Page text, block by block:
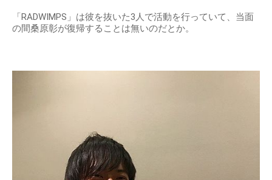
「RADWIMPS」は彼を抜いた3人で活動を行っていて、当面
の間桑原彰が復帰することは無いのだとか。